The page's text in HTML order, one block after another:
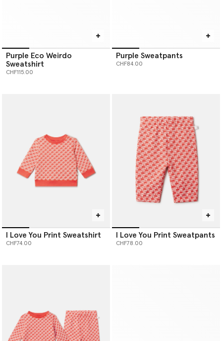
Purple Eco Weirdo
Sweatshirt
CHF115.00
Purple Sweatpants
CHF84.00
I Love You Print Sweatshirt
CHF74.00
I Love You Print Sweatpants
CHF78.00